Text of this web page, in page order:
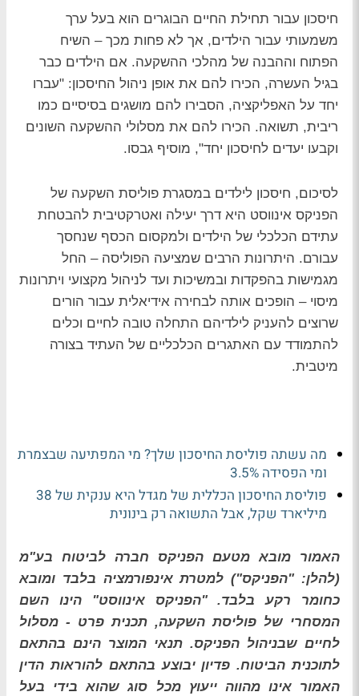
חיסכון עבור תחילת החיים הבוגרים הוא בעל ערך
משמעותי עבור הילדים, אך לא פחות מכך – השיח
הפתוח וההבנה של מהלכי ההשקעה. אם הילדים כבר
בגיל העשרה, הכירו להם את אופן ניהול החיסכון: "עברו
יחד על האפליקציה, הסבירו להם מושגים בסיסיים כמו
ריבית, תשואה. הכירו להם את מסלולי ההשקעה השונים
וקבעו יעדים לחיסכון יחד", מוסיף גבסו.
לסיכום, חיסכון לילדים במסגרת פוליסת השקעה של
הפניקס אינווסט היא דרך יעילה ואטרקטיבית להבטחת
עתידם הכלכלי של הילדים ולמקסום הכסף שנחסך
עבורם. היתרונות הרבים שמציעה הפוליסה – החל
מגמישות בהפקדות ובמשיכות ועד לניהול מקצועי ויתרונות
מיסוי – הופכים אותה לבחירה אידיאלית עבור הורים
שרוצים להעניק לילדיהם התחלה טובה לחיים וכלים
להתמודד עם האתגרים הכלכליים של העתיד בצורה
מיטבית.
מה עשתה פוליסת החיסכון שלך? מי המפתיעה שבצמרת
ומי הפסידה 3.5%
פוליסת החיסכון הכללית של מגדל היא ענקית של 38
מיליארד שקל, אבל התשואה רק בינונית
האמור מובא מטעם הפניקס חברה לביטוח בע"מ
(להלן: "הפניקס") למטרת אינפורמציה בלבד ומובא
כחומר רקע בלבד.
"הפניקס אינווסט" הינו השם
המסחרי של פוליסת השקעה, תכנית פרט - מסלול
לחיים שבניהול הפניקס. תנאי המוצר הינם בהתאם
לתוכנית הביטוח. פדיון יבוצע בהתאם להוראות הדין
האמור אינו מהווה ייעוץ מכל סוג שהוא בידי בעל